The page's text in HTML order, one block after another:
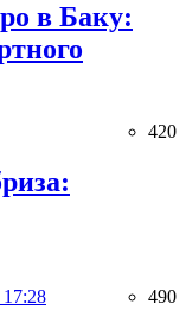
в Баку:
420
17:28 490